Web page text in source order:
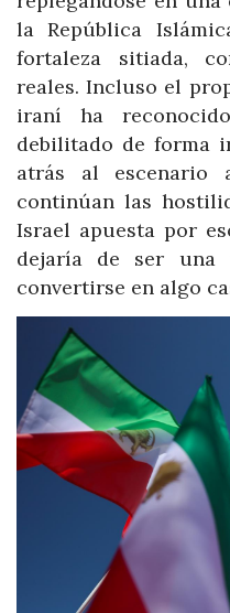
la República
fortaleza sitiada,
reales. Incluso el
iraní ha
debilitado de forma
atrás al escenario
continúan las
Israel apuesta por
dejaría de ser una
convertirse en algo